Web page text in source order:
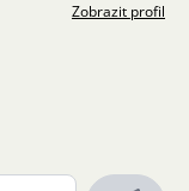
Zobrazit profil